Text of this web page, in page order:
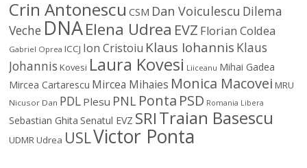
Crin Antonescu CSM Dan Voiculescu Dilema
Veche DNAElena Udrea EVZ Florian Coldea
Gabriel Oprea ICCJ Ion Cristoiu Klaus Iohannis Klaus
Johannis Kovesi Laura Kovesi Liiceanu Mihai Gadea
Mircea Cartarescu Mircea Mihaies Monica Macovei MRU
Nicusor Dan PDL Plesu PNL Ponta PSD Romania Libera
Sebastian Ghita Senatul EVZ SRITraian Basescu
UDMRUdrea USLVictor Ponta